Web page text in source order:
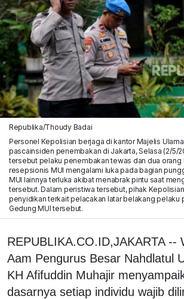
Republika/Thoudy Badai
Personel Kepolisian berjaga di kantor Majelis
pascainsiden penembakan di Jakarta, Selasa (2/5/
tersebut pelaku penembakan tewas dan dua orang
resepsionis MUI mengalami luka pada bagian
MUI lainnya terluka akibat menabrak pintu saat
tersebut. Dalam peristiwa tersebut, pihak
penyidikan terkait pelacakan latar belakang pelaku
Gedung MUI tersebut.
REPUBLIKA.CO.ID,JAKARTA --
Aam Pengurus Besar Nahdlatul
KH Afifuddin Muhajir
dasarnya setiap individu wajib